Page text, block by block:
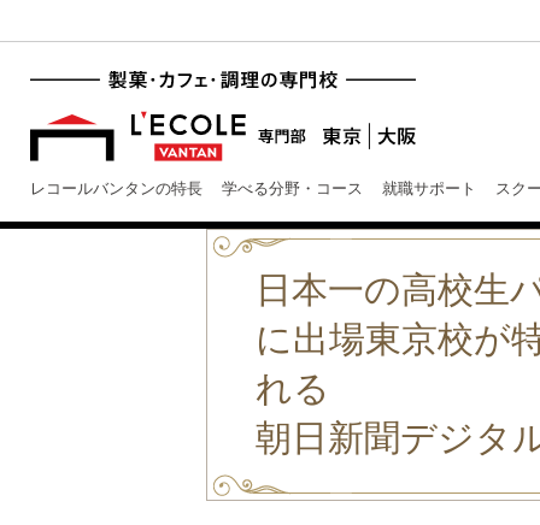
レコールバンタンの特長 学べる分野・コース 就職サポート スク
日本一の高校生
に出場東京校が
れる
朝日新聞デジタ